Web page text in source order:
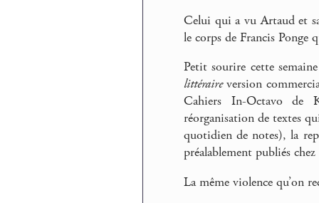
Celui qui a vu Artaud et
le corps de Francis Ponge
Petit sourire cette
littéraireversion
Cahiers In-Octavo de
réorganisation de textes
quotidien de notes), la
préalablement publiés
La même violence qu’on